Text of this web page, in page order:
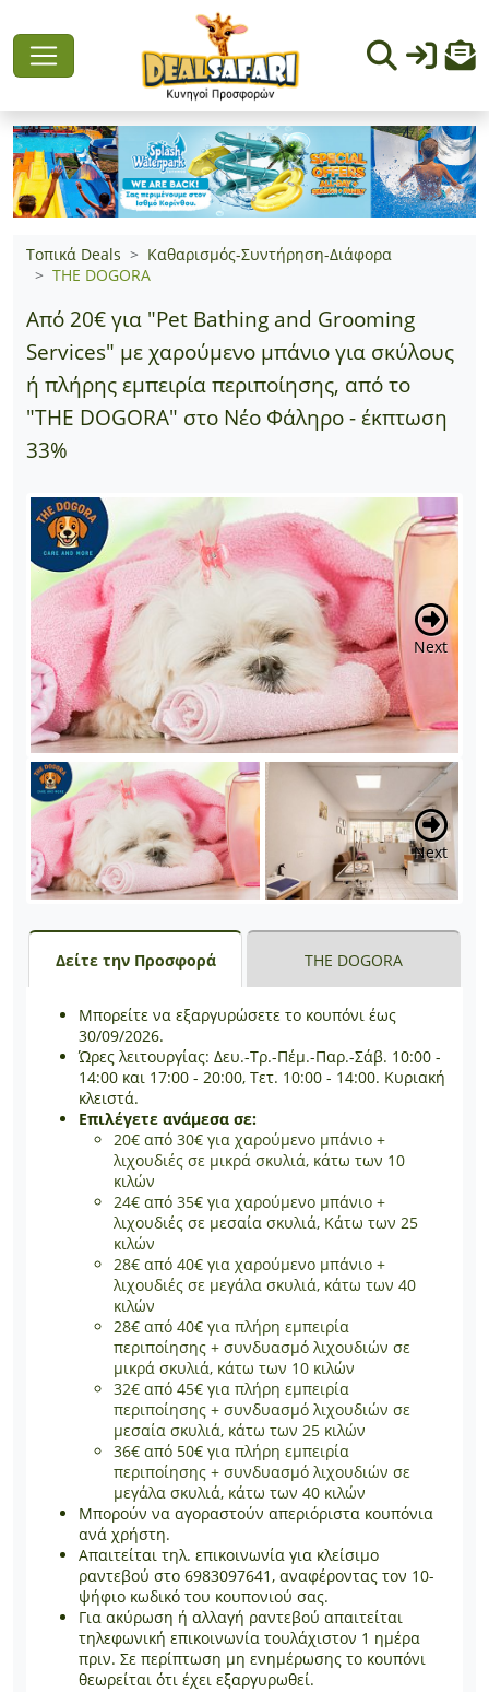
Τοπικά Deals
Καθαρισμός-Συντήρηση-Διάφορα
THE DOGORA
Από 20€ για "Pet Bathing and Grooming
Services" με χαρούμενο μπάνιο για σκύλους
ή πλήρης εμπειρία περιποίησης, από το
"THE DOGORA" στο Νέο Φάληρο - έκπτωση
33%
Next
Next
Δείτε την Προσφορά THE DOGORA
Μπορείτε να εξαργυρώσετε το κουπόνι έως
30/09/2026.
Ώρες λειτουργίας: Δευ.-Τρ.-Πέμ.-Παρ.-Σάβ. 10:00 -
14:00 και 17:00 - 20:00, Τετ. 10:00 - 14:00. Κυριακή
κλειστά.
Επιλέγετε ανάμεσα σε:
20€ από 30€ για χαρούμενο μπάνιο +
λιχουδιές σε μικρά σκυλιά, κάτω των 10
κιλών
24€ από 35€ για χαρούμενο μπάνιο +
λιχουδιές σε μεσαία σκυλιά, Κάτω των 25
κιλών
28€ από 40€ για χαρούμενο μπάνιο +
λιχουδιές σε μεγάλα σκυλιά, κάτω των 40
κιλών
28€ από 40€ για πλήρη εμπειρία
περιποίησης + συνδυασμό λιχουδιών σε
μικρά σκυλιά, κάτω των 10 κιλών
32€ από 45€ για πλήρη εμπειρία
περιποίησης + συνδυασμό λιχουδιών σε
μεσαία σκυλιά, κάτω των 25 κιλών
36€ από 50€ για πλήρη εμπειρία
περιποίησης + συνδυασμό λιχουδιών σε
μεγάλα σκυλιά, κάτω των 40 κιλών
Μπορούν να αγοραστούν απεριόριστα κουπόνια
ανά χρήστη.
Απαιτείται τηλ. επικοινωνία για κλείσιμο
ραντεβού στο 6983097641, αναφέροντας τον 10-
ψήφιο κωδικό του κουπονιού σας.
Για ακύρωση ή αλλαγή ραντεβού απαιτείται
τηλεφωνική επικοινωνία τουλάχιστον 1 ημέρα
πριν. Σε περίπτωση μη ενημέρωσης το κουπόνι
θεωρείται ότι έχει εξαργυρωθεί.